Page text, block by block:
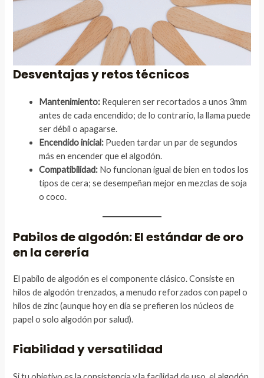
Desventajas y retos técnicos
Mantenimiento: Requieren ser recortados a unos 3mm
antes de cada encendido; de lo contrario, la llama puede
ser débil o apagarse.
Encendido inicial: Pueden tardar un par de segundos
más en encender que el algodón.
Compatibilidad: No funcionan igual de bien en todos los
tipos de cera; se desempeñan mejor en mezclas de soja
o coco.
Pabilos de algodón: El estándar de oro
en la cerería
El pabilo de algodón es el componente clásico. Consiste en
hilos de algodón trenzados, a menudo reforzados con papel o
hilos de zinc (aunque hoy en día se prefieren los núcleos de
papel o solo algodón por salud).
Fiabilidad y versatilidad